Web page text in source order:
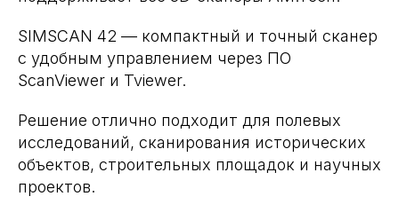
SIMSCAN 42 — компактный и точный сканер
с удобным управлением через ПО
ScanViewer и Tviewer.
Решение отлично подходит для полевых
исследований, сканирования исторических
объектов, строительных площадок и научных
проектов.